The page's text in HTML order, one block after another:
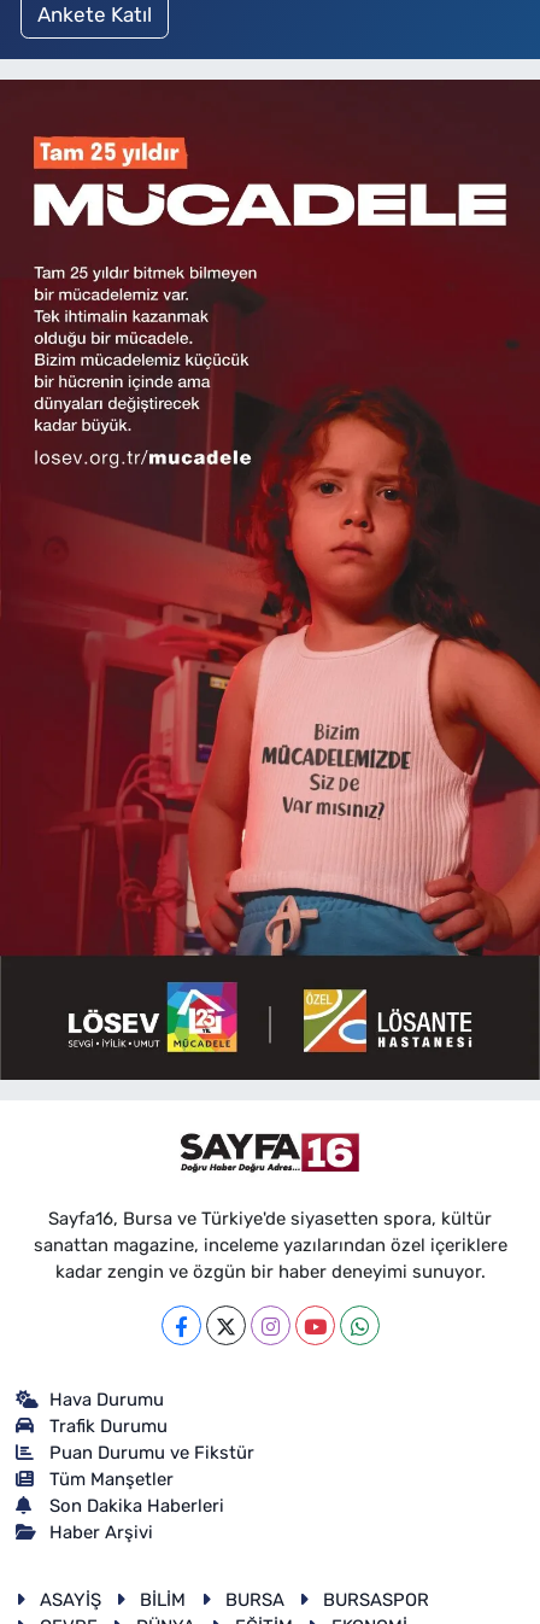
Ankete Katıl
Sayfa16, Bursa ve Türkiye'de siyasetten spora, kültür
sanattan magazine, inceleme yazılarından özel içeriklere
kadar zengin ve özgün bir haber deneyimi sunuyor.
Hava Durumu
Trafik Durumu
Puan Durumu ve Fikstür
Tüm Manşetler
Son Dakika Haberleri
Haber Arşivi
ASAYİŞ BİLİM BURSA
BURSASPOR